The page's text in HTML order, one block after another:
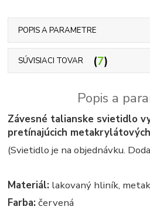
POPIS A PARAMETRE
SÚVISIACI TOVAR 7
Popis a
Závesné talianske svietidlo
pretínajúcich
(Svietidlo je na objednávku.
Materiál: lakovaný hliník,
Farba: červená